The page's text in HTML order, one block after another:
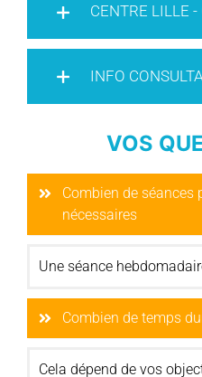
CENTRE LILLE
INFO
VOS
Combien de séances
nécessaires
Une séance
Combien de temps
Cela dépend de vos